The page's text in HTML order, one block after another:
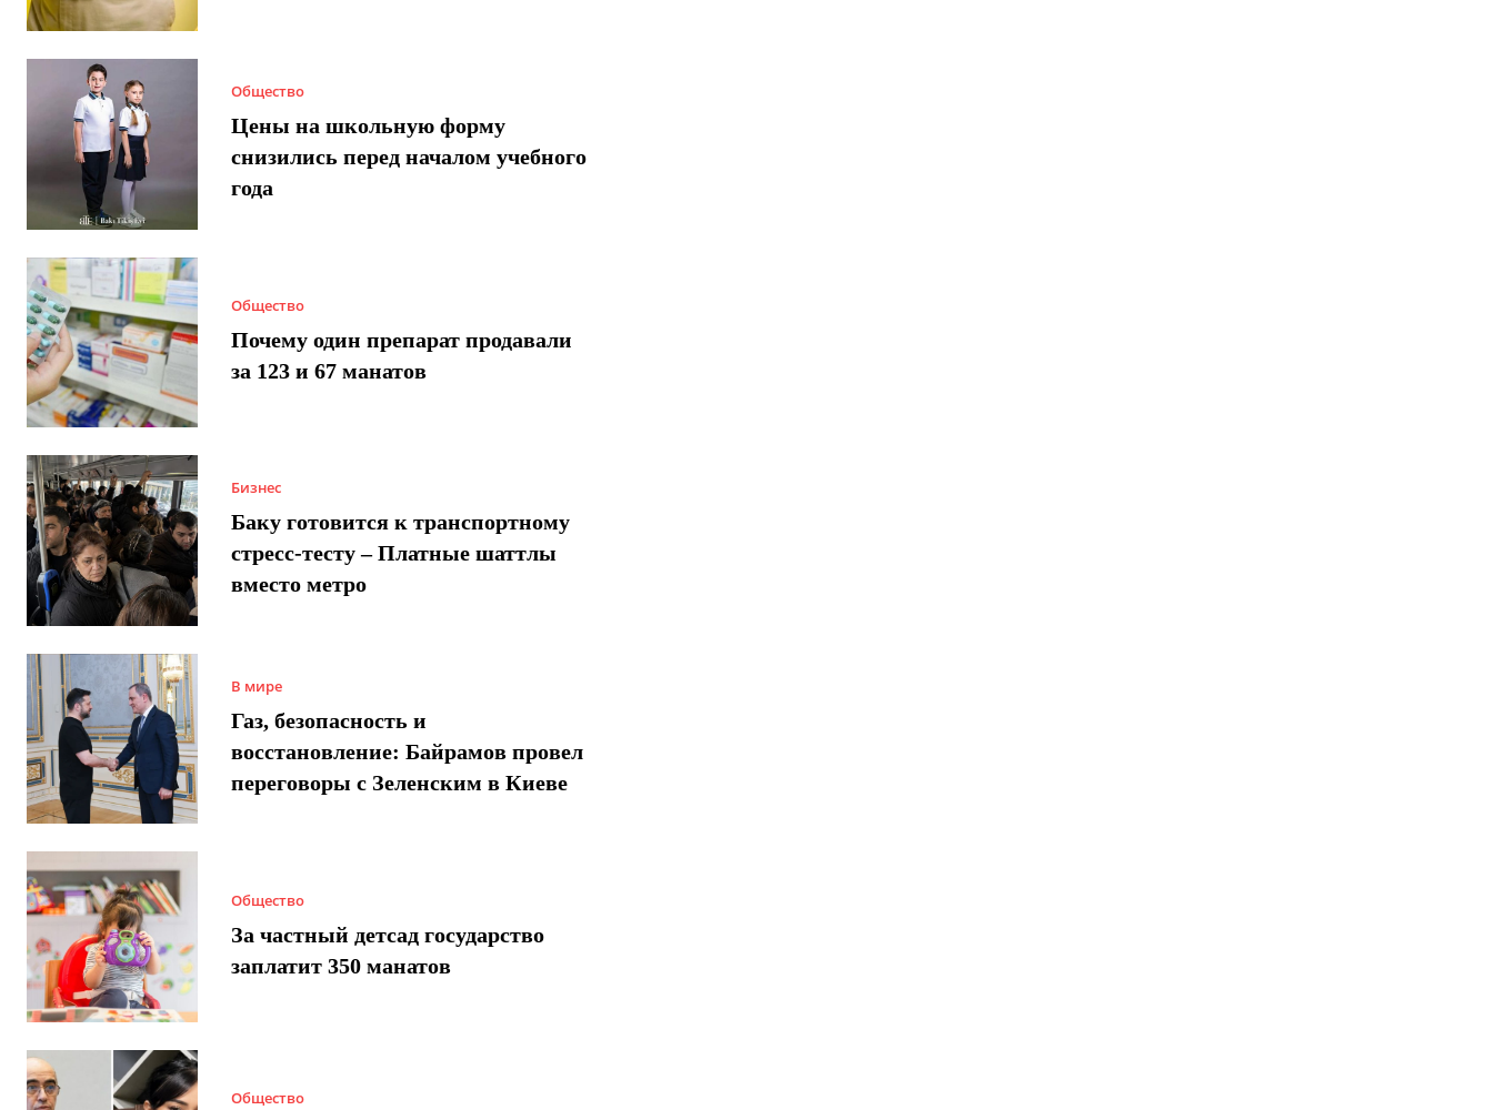
Общество
Цены на школьную форму
снизились перед началом учебного
года
Общество
Почему один препарат продавали
за 123 и 67 манатов
Бизнес
Баку готовится к транспортному
стресс-тесту – Платные шаттлы
вместо метро
В мире
Газ, безопасность и
восстановление: Байрамов провел
переговоры с Зеленским в Киеве
Общество
За частный детсад государство
заплатит 350 манатов
Общество